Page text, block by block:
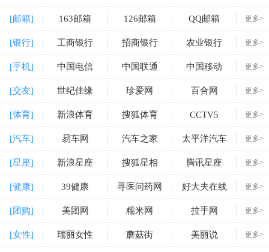
[邮箱] 163邮箱 126邮箱 QQ邮箱 更多>
[银行] 工商银行 招商银行 农业银行 更多>
[手机] 中国电信 中国联通 中国移动 更多>
[交友] 世纪佳缘 珍爱网 百合网 更多>
[体育] 新浪体育 搜狐体育 CCTV5 更多>
[汽车] 易车网 汽车之家 太平洋汽车 更多>
[星座] 新浪星座 搜狐星相 腾讯星座 更多>
[健康] 39健康 寻医问药网 好大夫在线 更多>
[团购] 美团网 糯米网 拉手网 更多>
[女性] 瑞丽女性 蘑菇街 美丽说 更多>